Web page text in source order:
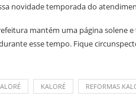
novidade temporada do
mantém uma página solene
esse tempo. Fique
KALORÉ REFORMAS